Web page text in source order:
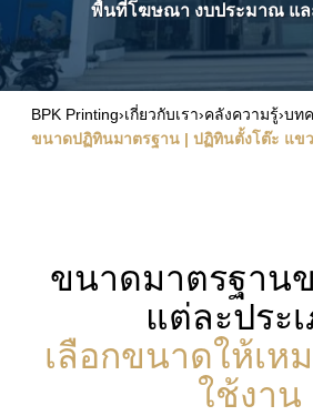
พื้นที่โฆษณา งบประมาณ แล
BPK Printing›เกี่ยวกับเรา›คลังความรู้›บท
ขนาดปฏิทินมาตรฐาน | ปฏิทินตั้งโต๊ะ แข
ขนาดมาตรฐาน
แต่ละประ
เลือกขนาดให้เห
ใช้งาน